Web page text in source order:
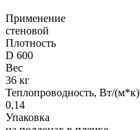
Применение
стеновой
Плотность
D 600
Вес
36 кг
Теплопроводность, Вт/(м*к)
0,14
Упаковка